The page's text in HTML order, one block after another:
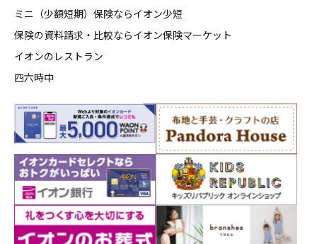
ミニ（少額短期）保険ならイオン少短
保険の資料請求・比較ならイオン保険マーケット
イオンのレストラン
四六時中